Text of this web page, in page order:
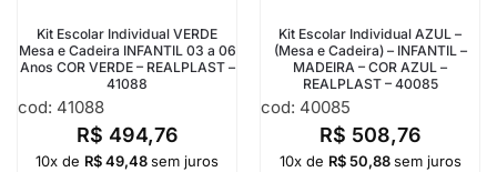
Kit Escolar Individual VERDE
Mesa e Cadeira INFANTIL 03 a 06
Anos COR VERDE – REALPLAST –
41088
cod: 41088
R$ 494,76
10x de R$49,48sem juros
Kit Escolar Individual AZUL –
(Mesa e Cadeira) – INFANTIL –
MADEIRA – COR AZUL –
REALPLAST – 40085
cod: 40085
R$ 508,76
10x de R$50,88 sem juros